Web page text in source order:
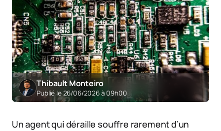
Thibault Monteiro
Publié le 26/06/2026 à 09h00
Un agent qui déraille souffre rarement d’un